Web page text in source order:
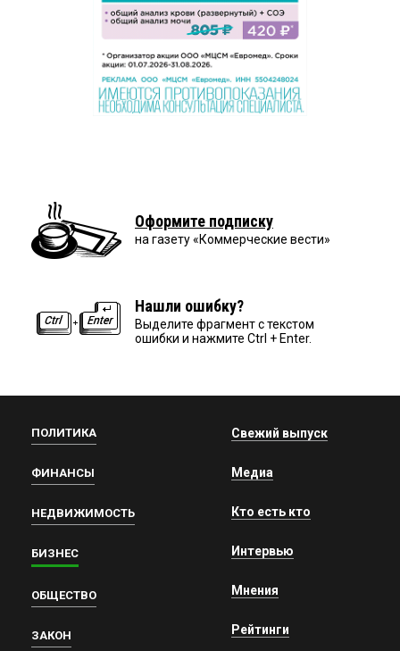
Оформите подписку
на газету «Коммерческие вести»
Нашли ошибку?
Выделите фрагмент с текстом
ошибки и нажмите Ctrl + Enter.
ПОЛИТИКА
ФИНАНСЫ
НЕДВИЖИМОСТЬ
БИЗНЕС
ОБЩЕСТВО
ЗАКОН
Свежий выпуск
Медиа
Кто есть кто
Интервью
Мнения
Рейтинги